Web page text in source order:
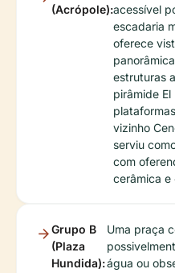
(Acrópole):acessível
escadaria
oferece
estruturas
pirâmide
vizinho
serviu
com
cerâmica e
Grupo B
(Plaza
Hundida):
Uma praça
água ou